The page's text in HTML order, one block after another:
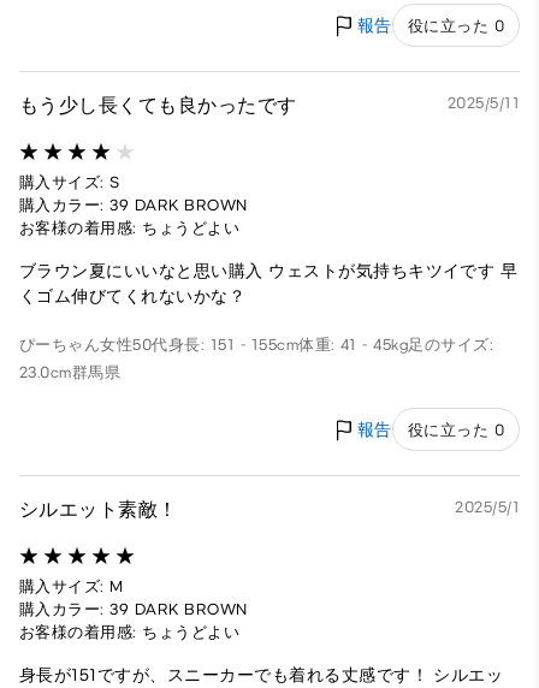
報告 役に立った 0
もう少し長くても良かったです 2025/5/11
購入サイズ: S
購入カラー: 39 DARK BROWN
お客様の着用感: ちょうどよい
ブラウン夏にいいなと思い購入 ウェストが気持ちキツイです 早
くゴム伸びてくれないかな？
ぴーちゃん女性50代身長: 151 - 155cm体重: 41 - 45kg足のサイズ:
23.0cm群馬県
報告 役に立った 0
シルエット素敵！ 2025/5/1
購入サイズ: M
購入カラー: 39 DARK BROWN
お客様の着用感: ちょうどよい
身長が151ですが、スニーカーでも着れる丈感です！ シルエッ